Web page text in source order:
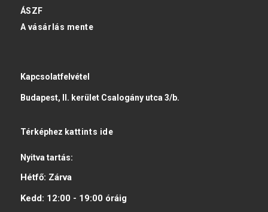
ÁSZF
A vásárlás mente
Kapcsolatfelvétel
Budapest, II. kerület Csalogány utca 3/b.
Térképhez kattints ide
Nyitva tartás:
Hétfő: Zárva
Kedd: 12:00 - 19:00 óráig